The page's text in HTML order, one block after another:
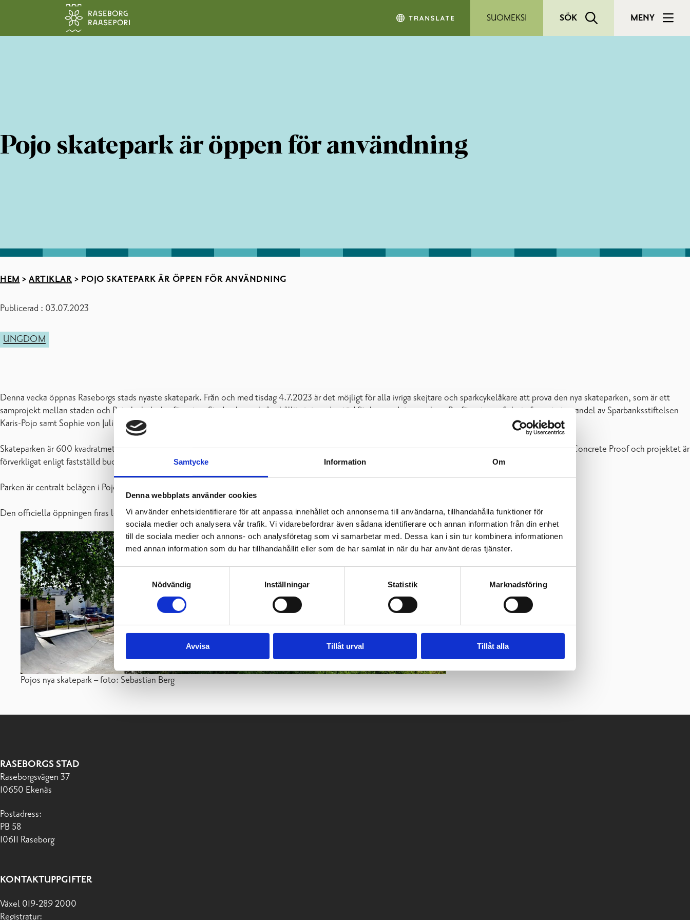
Samtycke Information Om
Denna webbplats använder cookies
Vi använder enhetsidentifierare för att anpassa innehållet och annonserna till användarna, tillhandahålla funktioner för
sociala medier och analysera vår trafik. Vi vidarebefordrar även sådana identifierare och annan information från din enhet
till de sociala medier och annons- och analysföretag som vi samarbetar med. Dessa kan i sin tur kombinera informationen
med annan information som du har tillhandahållit eller som de har samlat in när du har använt deras tjänster.
Samtyckesval
Nödvändig
Inställningar Statistik Marknadsföring
Avvisa Tillåt urval Tillåt alla
Hoppa till sidans innehåll
SUOMEKSI SÖK MENY
Pojo skatepark är öppen för användning
HEM > ARTIKLAR > POJO SKATEPARK ÄR ÖPPEN FÖR ANVÄNDNING
Publicerad : 03.07.2023
UNGDOM
Denna vecka öppnas Raseborgs stads nyaste skatepark. Från och med tisdag 4.7.2023 är det möjligt för alla ivriga skejtare och sparkcykelåkare att prova den nya skateparken, som är ett
samprojekt mellan staden och Pojo kyrkoby byaförening. Staden har också erhållit statsunderstöd för byggandet av parken. Byaföreningen fick sin finansieringsandel av Sparbanksstiftelsen
Karis-Pojo samt Sophie von Julins stiftelse.
Skateparken är 600 kvadratmeter stor och planerad av Tero Pikkarainen tillsammans med aktiva skejtare i olika åldrar från Pojo och Fiskars. Den har byggts av Concrete Proof och projektet är
förverkligat enligt fastställd budget och tidtabell.
Parken är centralt belägen i Pojo kyrkby, bredvid Pojo bibliotek på Centrumpromenaden 4.
Den officiella öppningen firas lördag 12.8.2023 tillsammans med alla inblandade aktörer.
Pojos nya skatepark – foto: Sebastian Berg
RASEBORGS STAD
Raseborgsvägen 37
10650 Ekenäs
Postadress:
PB 58
10611 Raseborg
KONTAKTUPPGIFTER
Växel 019-289 2000
Registratur: